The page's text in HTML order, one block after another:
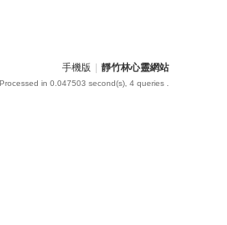
手機版 靜竹林心靈網站
in 0.047503 second(s), 4 queries .